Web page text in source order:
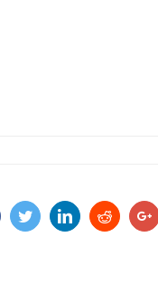
FacebookTwitterLinkedInReddit